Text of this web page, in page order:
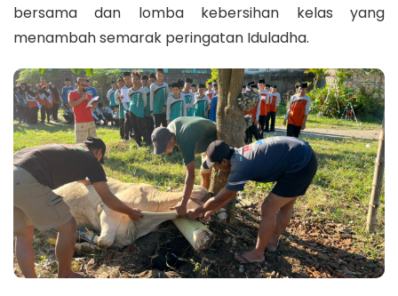
bersama dan lomba kebersihan kelas yang
menambah semarak peringatan Iduladha.